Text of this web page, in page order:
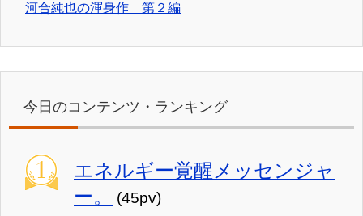
河合純也の渾身作 第２編
今日のコンテンツ・ランキング
エネルギー覚醒メッセンジャ
ー。
(45pv)